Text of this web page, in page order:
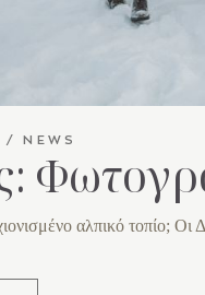
NEWS
αλπικό τοπίο;